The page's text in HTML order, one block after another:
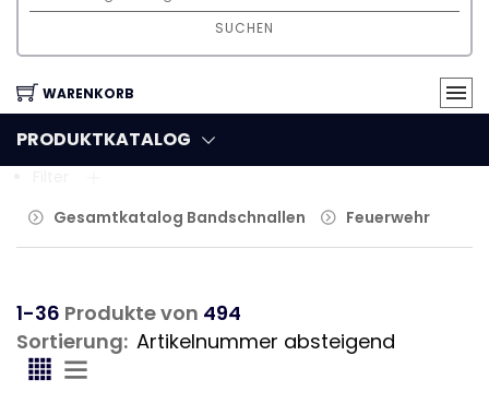
SUCHEN
WARENKORB
PRODUKTKATALOG
Gesamtkatalog Bandschnallen
Feuerwehr
1-36 Produkte von 494
Sortierung: